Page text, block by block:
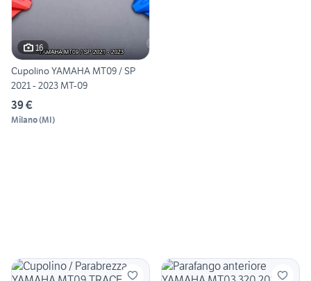
16
Cupolino YAMAHA MT09 / SP
2021 - 2023 MT-09
39 €
Milano(MI)